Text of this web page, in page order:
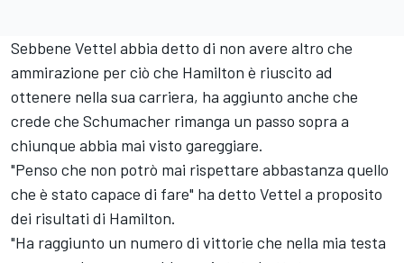
Sebbene Vettel abbia detto di non avere altro che
ammirazione per ciò che Hamilton è riuscito ad
ottenere nella sua carriera, ha aggiunto anche che
crede che Schumacher rimanga un passo sopra a
chiunque abbia mai visto gareggiare.
"Penso che non potrò mai rispettare abbastanza quello
che è stato capace di fare" ha detto Vettel a proposito
dei risultati di Hamilton.
"Ha raggiunto un numero di vittorie che nella mia testa